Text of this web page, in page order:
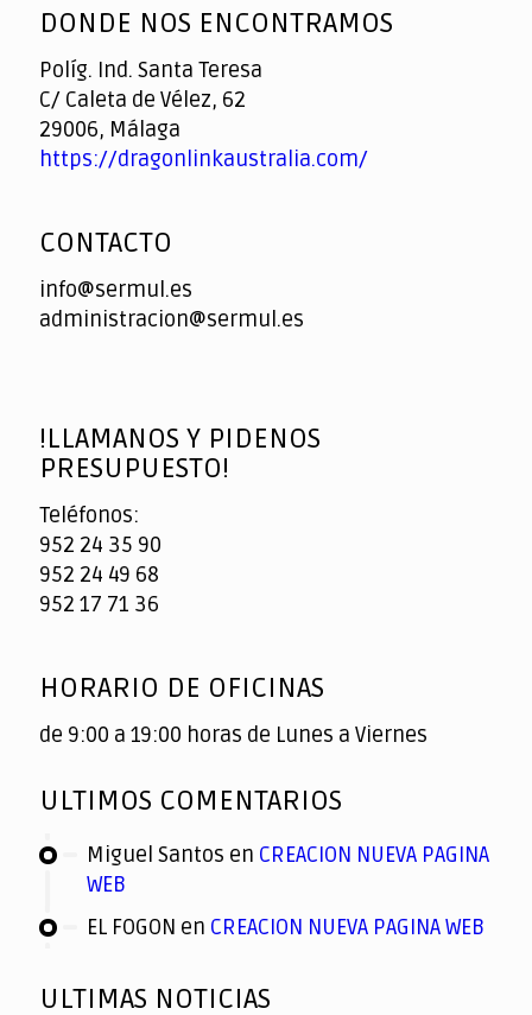
of
DONDE NOS ENCONTRAMOS
Políg. Ind. Santa Teresa
C/ Caleta de Vélez, 62
29006, Málaga
https://dragonlinkaustralia.com/
CONTACTO
info@sermul.es
administracion@sermul.es
!LLAMANOS Y PIDENOS
PRESUPUESTO!
Teléfonos:
952 24 35 90
952 24 49 68
952 17 71 36
HORARIO DE OFICINAS
de 9:00 a 19:00 horas de Lunes a Viernes
ULTIMOS COMENTARIOS
Miguel Santos en CREACION NUEVA PAGINA
WEB
EL FOGON en CREACION NUEVA PAGINA WEB
ULTIMAS NOTICIAS